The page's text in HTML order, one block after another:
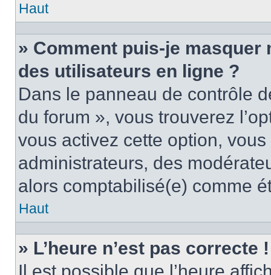
Haut
» Comment puis-je masquer
des utilisateurs en ligne ?
Dans le panneau de contrôle
du forum », vous trouverez
vous activez cette option,
administrateurs, des
alors comptabilisé(e) comme
Haut
» L’heure n’est pas correcte !